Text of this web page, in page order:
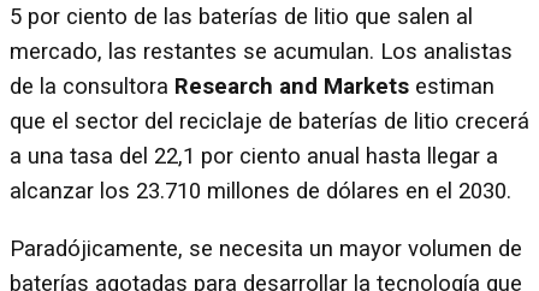
5 por ciento de las baterías de litio que salen al
mercado, las restantes se acumulan. Los analistas
de la consultora Research and Markets estiman
que el sector del reciclaje de baterías de litio crecerá
a una tasa del 22,1 por ciento anual hasta llegar a
alcanzar los 23.710 millones de dólares en el 2030.
Paradójicamente, se necesita un mayor volumen de
baterías agotadas para desarrollar la tecnología que